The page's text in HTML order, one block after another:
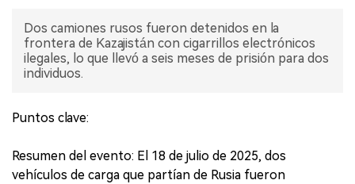
Dos camiones rusos fueron detenidos en la
frontera de Kazajistán con cigarrillos electrónicos
ilegales, lo que llevó a seis meses de prisión para dos
individuos.
Puntos clave:
Resumen del evento: El 18 de julio de 2025, dos
vehículos de carga que partían de Rusia fueron